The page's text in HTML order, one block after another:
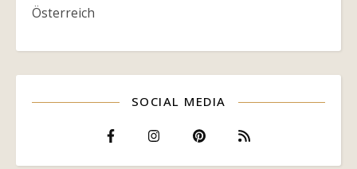
Österreich
SOCIAL MEDIA